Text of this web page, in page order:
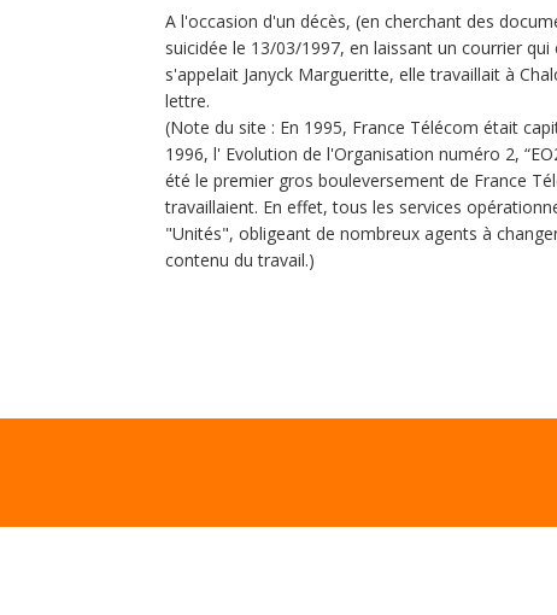
A l'occasion d'un décès, (en cherchant des
suicidée le 13/03/1997, en laissant un courrier
s'appelait Janyck Margueritte, elle travaillait à
lettre.
(Note du site : En 1995, France Télécom était
1996, l' Evolution de l'Organisation numéro 2,
été le premier gros bouleversement de France
travaillaient. En effet, tous les services
"Unités", obligeant de nombreux agents à
contenu du travail.)